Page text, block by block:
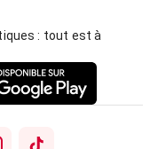
: tout est à